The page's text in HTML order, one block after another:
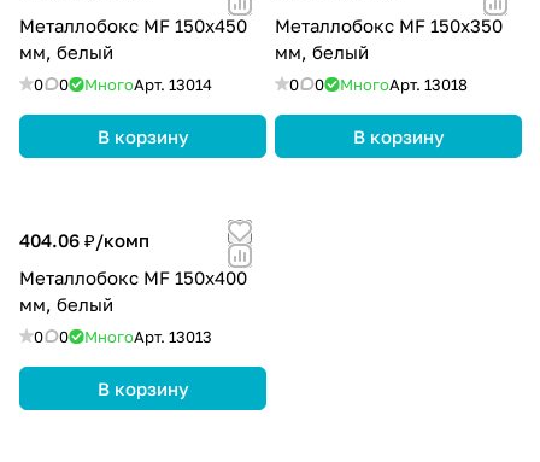
Металлобокс MF 150х450
мм, белый
0 0 МногоАрт. 13014
В корзину
Металлобокс MF 150х350
мм, белый
0 0 МногоАрт. 13018
В корзину
404.06 ₽/комп
Металлобокс MF 150х400
мм, белый
0 0 МногоАрт. 13013
В корзину